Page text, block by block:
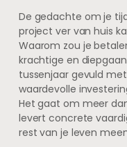
De gedachte om je
project ver van huis
Waarom zou je
krachtige en
tussenjaar gevuld
waardevolle
Het gaat om meer
levert concrete
rest van je leven